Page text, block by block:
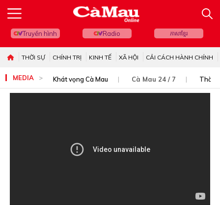
Truyền hình Radio ភាសាខ្មែរ
THỜI SỰ CHÍNH TRỊ KINH TẾ XÃ HỘI CẢI CÁCH HÀNH CHÍNH
MEDIA Khát vọng Cà Mau Cà Mau 24 / 7 Thời